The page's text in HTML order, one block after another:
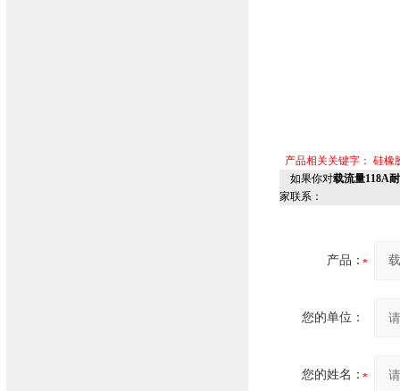
产品相关关键字： 硅橡
如果你对载流量118A
家联系：
产品：
您的单位：
您的姓名：